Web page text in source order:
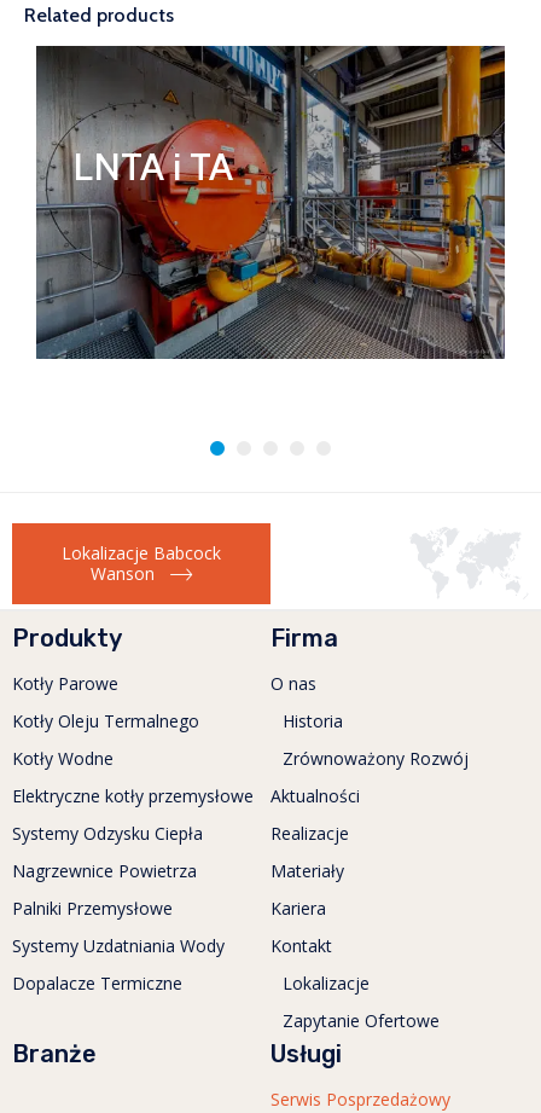
Related products
LNTA i TA
Lokalizacje Babcock
Wanson
Produkty
Kotły Parowe
Kotły Oleju Termalnego
Kotły Wodne
Elektryczne kotły przemysłowe
Systemy Odzysku Ciepła
Nagrzewnice Powietrza
Palniki Przemysłowe
Systemy Uzdatniania Wody
Dopalacze Termiczne
Firma
O nas
Historia
Zrównoważony Rozwój
Aktualności
Realizacje
Materiały
Kariera
Kontakt
Lokalizacje
Zapytanie Ofertowe
Branże Usługi
Serwis Posprzedażowy